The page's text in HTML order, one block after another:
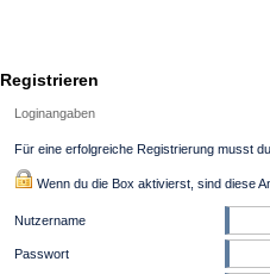
Registrieren
Loginangaben
Für eine erfolgreiche Registrierung musst
Wenn du die Box aktivierst, sind diese
Nutzername
Passwort